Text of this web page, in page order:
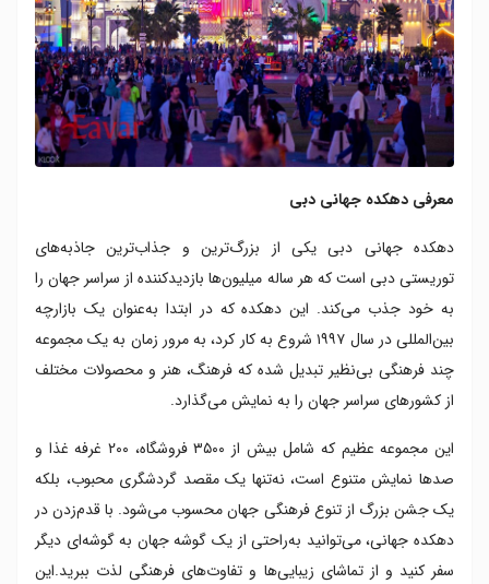
معرفی دهکده جهانی دبی
دهکده جهانی دبی یکی از بزرگ‌ترین و جذاب‌ترین جاذبه‌های
توریستی دبی است که هر ساله میلیون‌ها بازدیدکننده از سراسر جهان را
به خود جذب می‌کند. این دهکده که در ابتدا به‌عنوان یک بازارچه
بین‌المللی در سال ۱۹۹۷ شروع به کار کرد، به مرور زمان به یک مجموعه
چند فرهنگی بی‌نظیر تبدیل شده که فرهنگ‌، هنر و محصولات مختلف
از کشورهای سراسر جهان را به نمایش می‌گذارد.
این مجموعه عظیم که شامل بیش از ۳۵۰۰ فروشگاه، ۲۰۰ غرفه غذا و
صدها نمایش متنوع است، نه‌تنها یک مقصد گردشگری محبوب، بلکه
یک جشن بزرگ از تنوع فرهنگی جهان محسوب می‌شود. با قدم‌زدن در
دهکده جهانی، می‌توانید به‌راحتی از یک گوشه جهان به گوشه‌ای دیگر
سفر کنید و از تماشای زیبایی‌ها و تفاوت‌های فرهنگی لذت ببرید.این